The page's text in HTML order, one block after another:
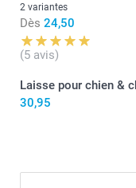
2 variantes
Dès 24,50
(5 avis)
Laisse pour chien &
30,95